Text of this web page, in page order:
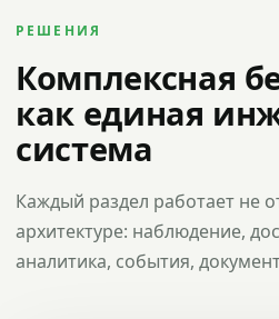
РЕШЕНИЯ
Комплексная
как единая
система
Каждый раздел работает не
архитектуре: наблюдение,
аналитика, события,